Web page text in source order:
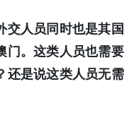
交人员同时也是其国
门。这类人员也需要
还是说这类人员无需